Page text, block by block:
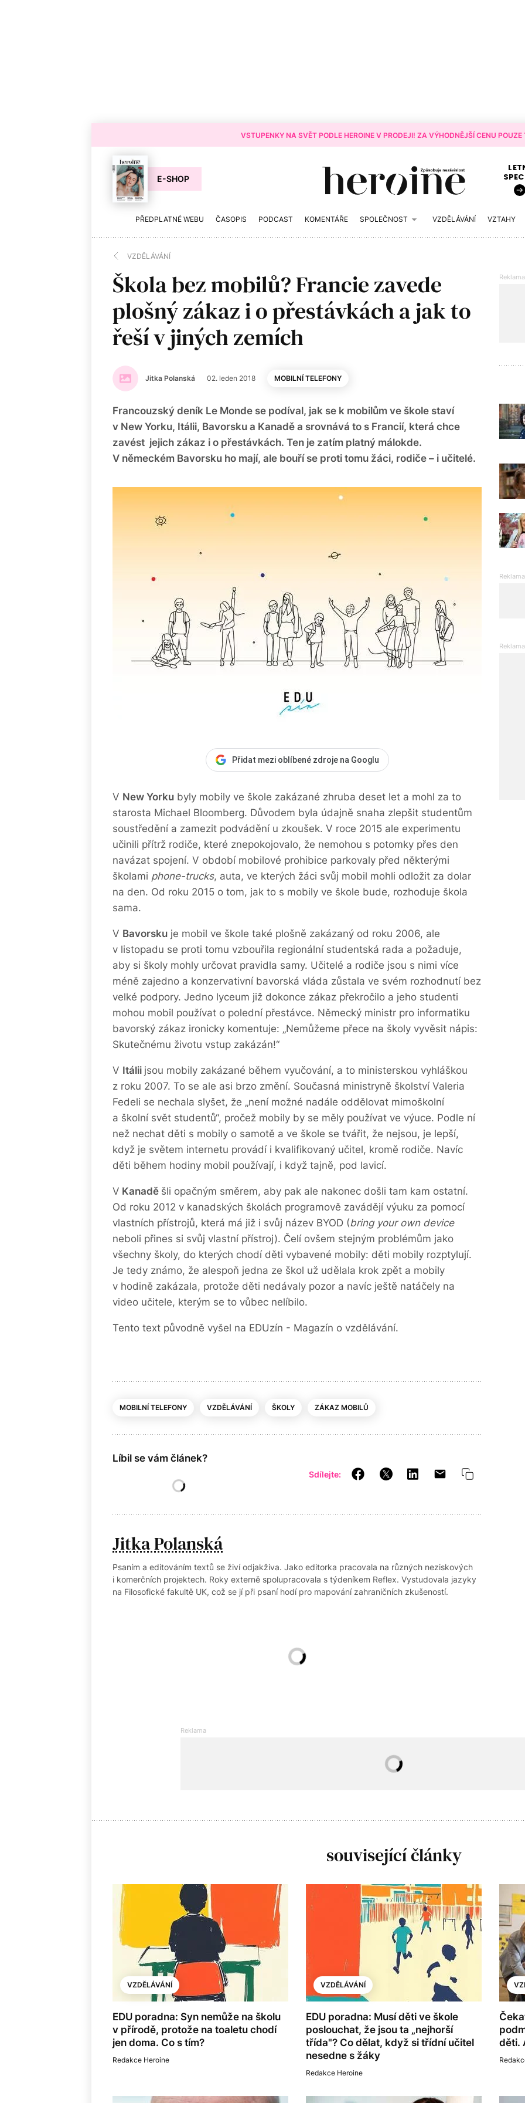
VSTUPENKY NA SVĚT PODLE HEROINE V PRODEJI! ZA VÝHODNĚJŠÍ CENU
E-SHOP
PŘEDPLATNÉ WEBU ČASOPIS PODCAST KOMENTÁŘE SPOLEČNOST VZDĚLÁVÁNÍ VZTAHY
VZDĚLÁVÁNÍ
Škola bez mobilů? Francie zavede
plošný zákaz i o přestávkách a jak to
řeší v jiných zemích
Jitka Polanská 02. leden 2018 MOBILNÍ TELEFONY
Francouzský deník Le Monde se podíval, jak se k mobilům ve škole staví
v New Yorku, Itálii, Bavorsku a Kanadě a srovnává to s Francií, která chce
zavést jejich zákaz i o přestávkách. Ten je zatím platný málokde.
V německém Bavorsku ho mají, ale bouří se proti tomu žáci, rodiče – i učitelé.
Přidat mezi oblíbené zdroje na Googlu
V New Yorku byly mobily ve škole zakázané zhruba deset let a mohl za to
starosta Michael Bloomberg. Důvodem byla údajně snaha zlepšit studentům
soustředění a zamezit podvádění u zkoušek. V roce 2015 ale experimentu
učinili přítrž rodiče, které znepokojovalo, že nemohou s potomky přes den
navázat spojení. V období mobilové prohibice parkovaly před některými
školami phone-trucks, auta, ve kterých žáci svůj mobil mohli odložit za dolar
na den. Od roku 2015 o tom, jak to s mobily ve škole bude, rozhoduje škola
sama.
V Bavorsku je mobil ve škole také plošně zakázaný od roku 2006, ale
v listopadu se proti tomu vzbouřila regionální studentská rada a požaduje,
aby si školy mohly určovat pravidla samy. Učitelé a rodiče jsou s nimi více
méně zajedno a konzervativní bavorská vláda zůstala ve svém rozhodnutí bez
velké podpory. Jedno lyceum již dokonce zákaz překročilo a jeho studenti
mohou mobil používat o polední přestávce. Německý ministr pro informatiku
bavorský zákaz ironicky komentuje: „Nemůžeme přece na školy vyvěsit nápis:
Skutečnému životu vstup zakázán!“
V Itálii jsou mobily zakázané během vyučování, a to ministerskou vyhláškou
z roku 2007. To se ale asi brzo změní. Současná ministryně školství Valeria
Fedeli se nechala slyšet, že „není možné nadále oddělovat mimoškolní
a školní svět studentů“, pročež mobily by se měly používat ve výuce. Podle ní
než nechat děti s mobily o samotě a ve škole se tvářit, že nejsou, je lepší,
když je světem internetu provádí i kvalifikovaný učitel, kromě rodiče. Navíc
děti během hodiny mobil používají, i když tajně, pod lavicí.
V Kanadě šli opačným směrem, aby pak ale nakonec došli tam kam ostatní.
Od roku 2012 v kanadských školách programově zavádějí výuku za pomocí
vlastních přístrojů, která má již i svůj název BYOD (bring your own device
neboli přines si svůj vlastní přístroj). Čelí ovšem stejným problémům jako
všechny školy, do kterých chodí děti vybavené mobily: děti mobily rozptylují.
Je tedy známo, že alespoň jedna ze škol už udělala krok zpět a mobily
v hodině zakázala, protože děti nedávaly pozor a navíc ještě natáčely na
video učitele, kterým se to vůbec nelíbilo.
Tento text původně vyšel na EDUzín - Magazín o vzdělávání.
MOBILNÍ TELEFONY VZDĚLÁVÁNÍ ŠKOLY ZÁKAZ MOBILŮ
Líbil se vám článek?
Sdílejte:
Jitka Polanská
Psaním a editováním textů se živí odjakživa. Jako editorka pracovala na různých neziskových
i komerčních projektech. Roky externě spolupracovala s týdeníkem Reflex. Vystudovala jazyky
na Filosofické fakultě UK, což se jí při psaní hodí pro mapování zahraničních zkušeností.
související články
VZDĚLÁVÁNÍ
EDU poradna: Syn nemůže na školu
v přírodě, protože na toaletu chodí
jen doma. Co s tím?
Redakce Heroine
VZDĚLÁVÁNÍ
EDU poradna: Musí děti ve škole
poslouchat, že jsou ta „nejhorší
třída"? Co dělat, když si třídní učitel
nesedne s žáky
Redakce Heroine
děti.